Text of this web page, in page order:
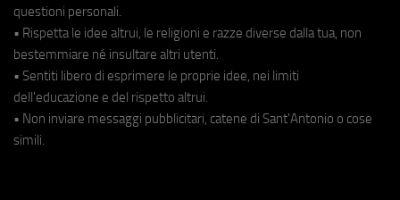
questioni personali.
• Rispetta le idee altrui, le religioni e razze diverse dalla tua, non
bestemmiare né insultare altri utenti.
• Sentiti libero di esprimere le proprie idee, nei limiti
dell'educazione e del rispetto altrui.
• Non inviare messaggi pubblicitari, catene di Sant'Antonio o cose
simili.